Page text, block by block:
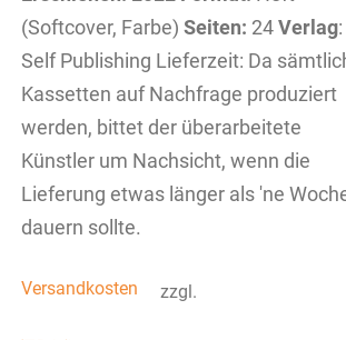
(Softcover, Farbe) Seiten: 24Verlag:
Self Publishing Lieferzeit: Da
Kassetten auf Nachfrage produziert
werden, bittet der überarbeitete
Künstler um Nachsicht, wenn die
Lieferung etwas länger als 'ne
dauern sollte.
zzgl.
Versandkosten